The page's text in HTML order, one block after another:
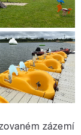
zázemí